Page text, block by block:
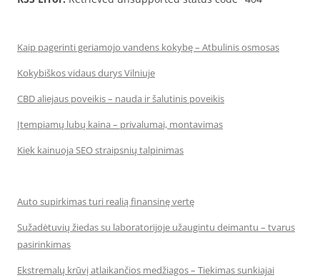
Kaip pagerinti geriamojo vandens kokybę – Atbulinis osmosas
Kokybiškos vidaus durys Vilniuje
CBD aliejaus poveikis – nauda ir šalutinis poveikis
Įtempiamų lubų kaina – privalumai, montavimas
Kiek kainuoja SEO straipsnių talpinimas
Auto supirkimas turi realią finansinę vertę
Sužadėtuvių žiedas su laboratorijoje užaugintu deimantu – tvarus
pasirinkimas
Ekstremalų krūvį atlaikančios medžiagos – Tiekimas sunkiajai